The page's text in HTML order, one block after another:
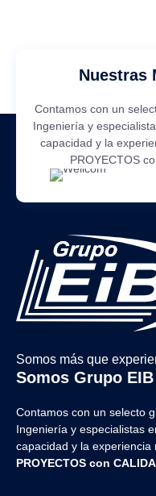
Nuestras
Contamos con un
Ingeniería y
capacidad y la
PROYECTOS
Somos más que
Somos Grupo EIB
Contamos con un selecto
Ingeniería y especialistas
capacidad y la
PROYECTOS con